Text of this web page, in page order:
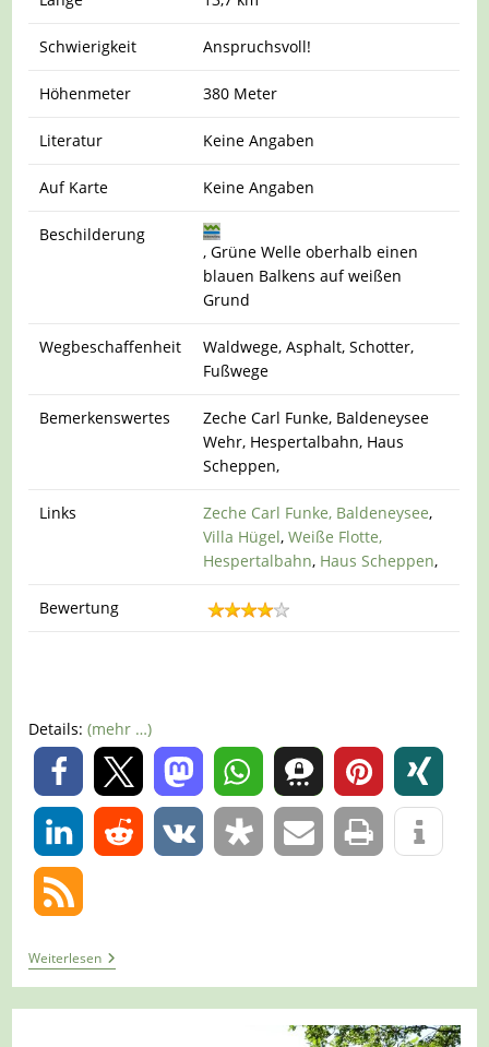
Schwierigkeit Anspruchsvoll!
Höhenmeter 380 Meter
Literatur Keine Angaben
Auf Karte Keine Angaben
Beschilderung
, Grüne Welle oberhalb einen
blauen Balkens auf weißen
Grund
Wegbeschaffenheit
Waldwege, Asphalt, Schotter,
Fußwege
Bemerkenswertes
Zeche Carl Funke, Baldeneysee
Wehr, Hespertalbahn, Haus
Scheppen,
Links Zeche Carl Funke, Baldeneysee,
Villa Hügel,Weiße Flotte,
Hespertalbahn, Haus Scheppen,
Bewertung
Details:(mehr …)
0
0
WeiterlesenTour
941
–
Essen